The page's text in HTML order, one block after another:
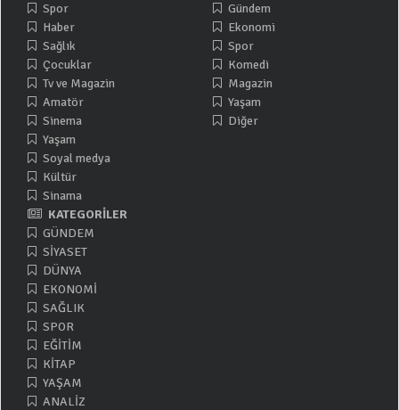
Spor
Haber
Sağlık
Çocuklar
Tv ve Magazin
Amatör
Sinema
Yaşam
Soyal medya
Kültür
Sinama
Gündem
Ekonomi
Spor
Komedi
Magazin
Yaşam
Diğer
KATEGORİLER
GÜNDEM
SİYASET
DÜNYA
EKONOMİ
SAĞLIK
SPOR
EĞİTİM
KİTAP
YAŞAM
ANALİZ